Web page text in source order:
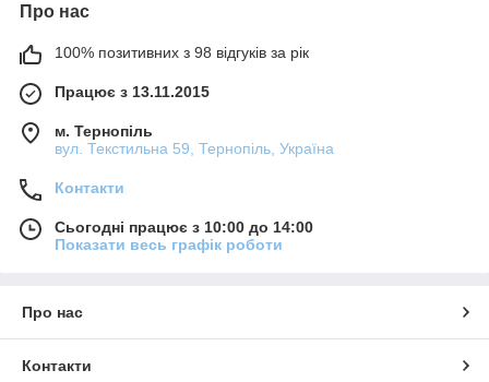
Про нас
100% позитивних з 98 відгуків за рік
Працює з 13.11.2015
м. Тернопіль
вул. Текстильна 59, Тернопіль, Україна
Контакти
Сьогодні працює з 10:00 до 14:00
Показати весь графік роботи
Про нас
Контакти